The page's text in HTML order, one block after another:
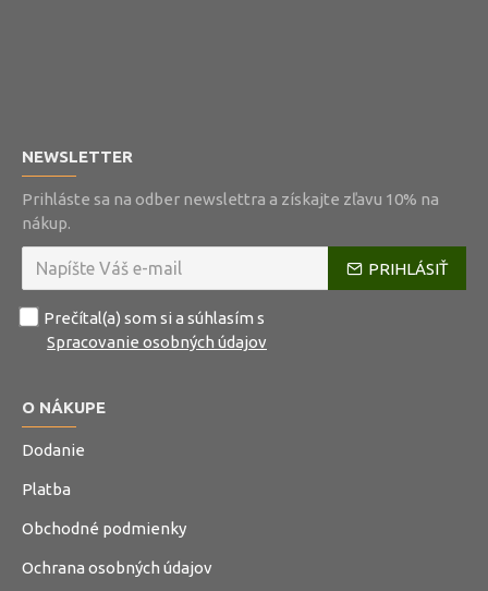
NEWSLETTER
Prihláste sa na odber newslettra a získajte zľavu 10% na
nákup.
PRIHLÁSIŤ
Prečítal(a) som si a súhlasím s
Spracovanie osobných údajov
O NÁKUPE
Dodanie
Platba
Obchodné podmienky
Ochrana osobných údajov